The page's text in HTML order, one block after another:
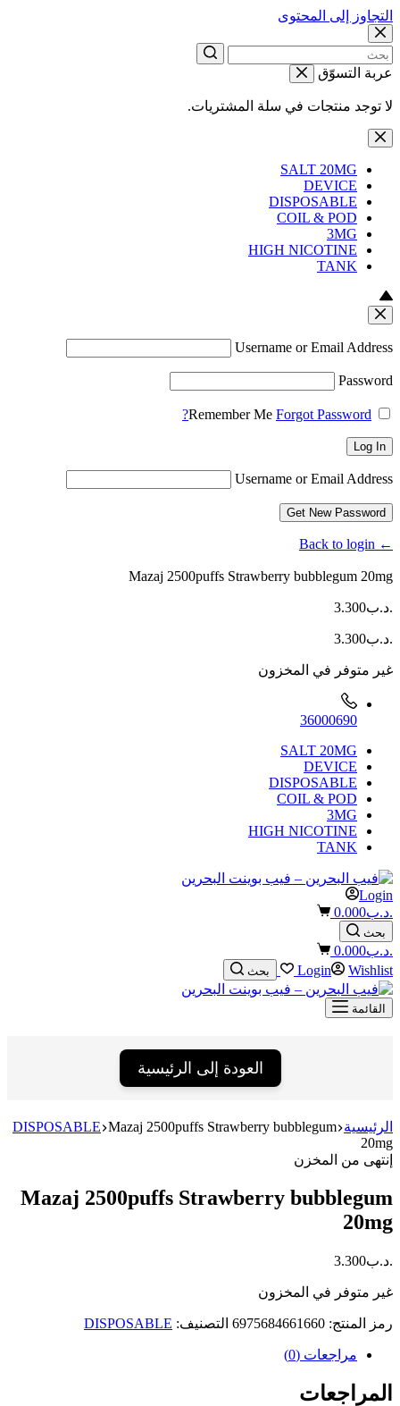
التجاوز إلى المحتوى
عربة التسوّق
لا توجد منتجات في سلة المشتريات.
SALT 20MG
DEVICE
DISPOSABLE
COIL & POD
3MG
HIGH NICOTINE
TANK
Username or Email Address
Password
Remember Me Forgot Password?
Log In
Username or Email Address
Get New Password
← Back to login
Mazaj 2500puffs Strawberry bubblegum 20mg
.د.ب3.300
.د.ب3.300
غير متوفر في المخزون
36000690
SALT 20MG
DEVICE
DISPOSABLE
COIL & POD
3MG
HIGH NICOTINE
TANK
Login
Shopping
cart
.د.ب0.000
بحث
Shopping
cart
.د.ب0.000
Login
Wishlist بحث
القائمة
العودة إلى الرئيسية
الرئيسية DISPOSABLE Mazaj 2500puffs Strawberry bubblegum
20mg
إنتهى من المخزن
Mazaj 2500puffs Strawberry bubblegum
20mg
.د.ب3.300
غير متوفر في المخزون
رمز المنتج: 6975684661660 التصنيف: DISPOSABLE
مراجعات (0)
المراجعات